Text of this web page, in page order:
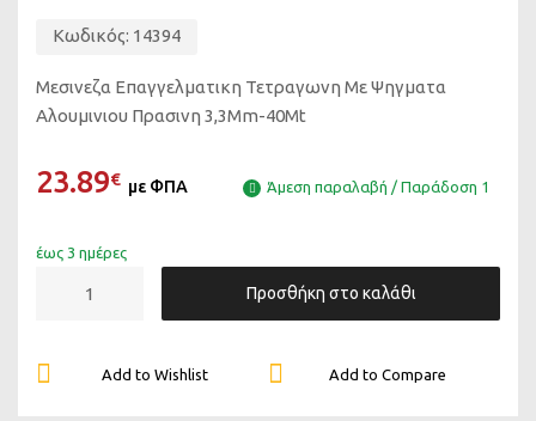
Κωδικός: 14394
Μεσινεζα Επαγγελματικη Τετραγωνη Με Ψηγματα
Αλουμινιου Πρασινη 3,3Mm-40Mt
23.89€ με ΦΠΑ Άμεση παραλαβή / Παράδοση 1
έως 3 ημέρες
Προσθήκη στο καλάθι
Add to Compare
Add to Wishlist